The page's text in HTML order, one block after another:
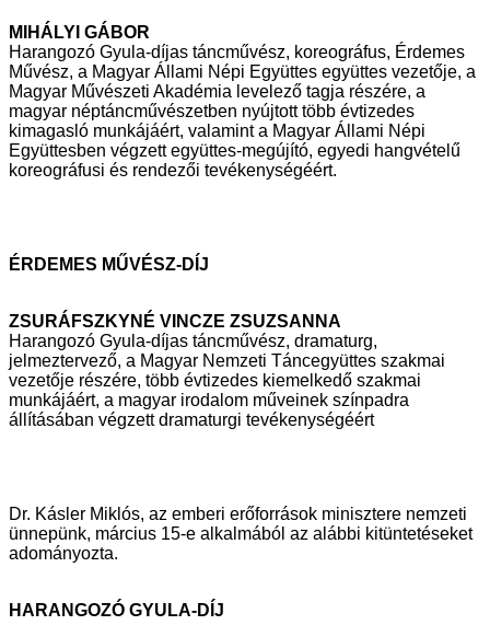
MIHÁLYI GÁBOR
Harangozó Gyula-díjas táncművész, koreográfus, Érdemes
Művész, a Magyar Állami Népi Együttes együttes vezetője, a
Magyar Művészeti Akadémia levelező tagja részére, a
magyar néptáncművészetben nyújtott több évtizedes
kimagasló munkájáért, valamint a Magyar Állami Népi
Együttesben végzettegyüttes-megújító, egyedi hangvételű
koreográfusi és rendezői tevékenységéért.
ÉRDEMES MŰVÉSZ-DÍJ
ZSURÁFSZKYNÉ VINCZE ZSUZSANNA
Harangozó Gyula-díjas táncművész, dramaturg,
jelmeztervező, a Magyar Nemzeti Táncegyüttes szakmai
vezetője részére, több évtizedes kiemelkedő szakmai
munkájáért, a magyar irodalom műveinek színpadra
állításában végzett dramaturgi tevékenységéért
Dr. Kásler Miklós, az emberi erőforrások minisztere nemzeti
ünnepünk, március 15-e alkalmából az alábbi kitüntetéseket
adományozta.
HARANGOZÓ GYULA-DÍJ